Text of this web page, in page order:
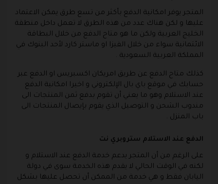
المتجر يوفر امكانية الدفع بأكثر من تسع طرق يمكن الاعتماد
عليها و لكن هناك عدد من هذه الطرق لا تعمل داخل منطقة
الخليج العربية ولكن ما هو متاح الدفع من خلال البطاقة
الائتمانية سواء من خلال الفيزا او ماستر كارد لأحد البنوك في
المملكة العربية السعودية .
كذلك متاح الدفع عن طريق امريكان اكسبريس او الدفع عبر
حسابك في موقع باي بال الإلكتروني و اخيرا امكانية الدفع
عند الاستلام وهو ما يعني أن تقوم بدفع ثمن المنتجات الى
مندوب الشحن و التوصيل الذي يقوم بإيصال المنتجات الى
باب المنزل .
الدفع عند الاستلام ستروبري نت
على الرغم من أن المتجر يدعم خدمة الدفع عند الاستلام و
لكنه في الوقت الحالي لا يقدم هذه الخدمة سوى في دولة
اليابان فقط و هي خدمة من الممكن أن تحصل عليها بشكل